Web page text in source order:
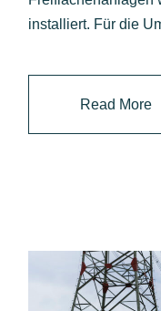
installiert. Für die
Read More